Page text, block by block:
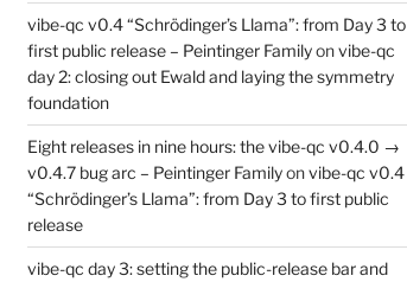
vibe-qc v0.4 “Schrödinger’s Llama”: from Day 3 to
first public release – Peintinger Familyonvibe-qc
day 2: closing out Ewald and laying the symmetry
foundation
Eight releases in nine hours: the vibe-qc v0.4.0 →
v0.4.7 bug arc – Peintinger Familyonvibe-qc v0.4
“Schrödinger’s Llama”: from Day 3 to first public
release
vibe-qc day 3: setting the public-release bar and